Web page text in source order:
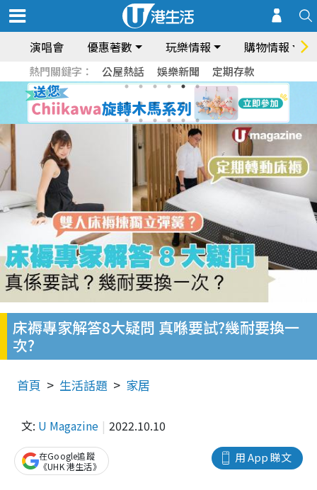
演唱會 優惠著數 玩樂情報 購物情報
熱門關鍵字： 公屋熱話 娛樂新聞 定期存款
床褥專家解答8大疑問 真喺要試?幾耐要換一
次?
首頁 生活話題 家居
文: U Magazine 2022.10.10
用 App 睇文
在Google追蹤
《UHK 港生活》